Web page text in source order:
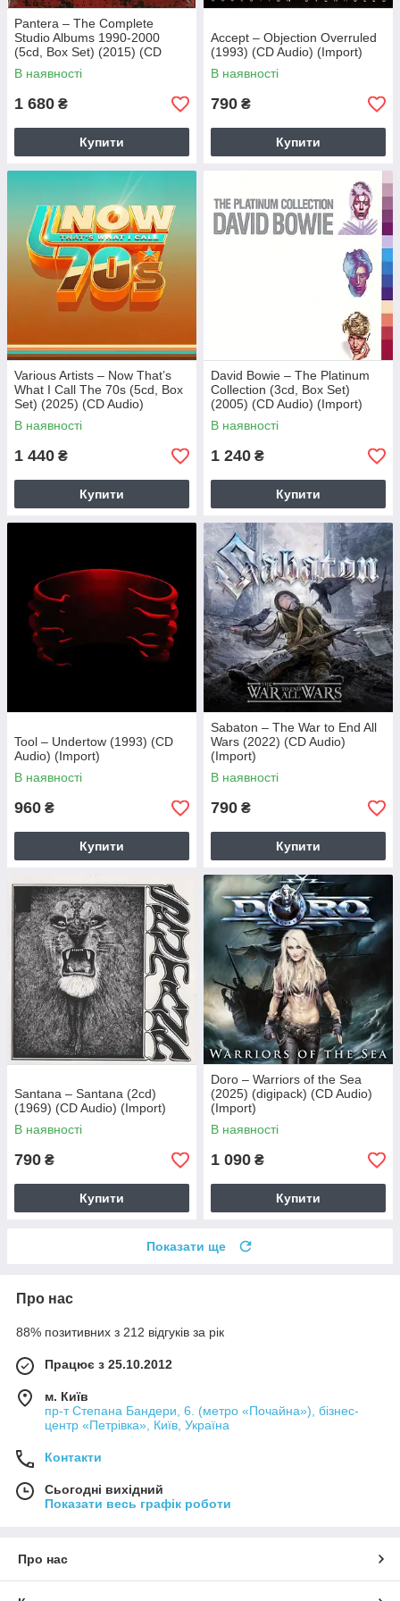
Pantera – The Complete
Studio Albums 1990-2000
(5cd, Box Set) (2015) (CD
Audio) (Import)
В наявності
1 680 ₴
Купити
Accept – Objection Overruled
(1993) (CD Audio) (Import)
В наявності
790 ₴
Купити
Various Artists – Now That’s
What I Call The 70s (5cd, Box
Set) (2025) (CD Audio)
(Import)
В наявності
1 440 ₴
Купити
David Bowie – The Platinum
Collection (3cd, Box Set)
(2005) (CD Audio) (Import)
В наявності
1 240 ₴
Купити
Tool – Undertow (1993) (CD
Audio) (Import)
В наявності
960 ₴
Купити
Sabaton – The War to End All
Wars (2022) (CD Audio)
(Import)
В наявності
790 ₴
Купити
Santana – Santana (2cd)
(1969) (CD Audio) (Import)
В наявності
790 ₴
Купити
Doro – Warriors of the Sea
(2025) (digipack) (CD Audio)
(Import)
В наявності
1 090 ₴
Купити
Показати ще
Про нас
88% позитивних з 212 відгуків за рік
Працює з 25.10.2012
м. Київ
пр-т Степана Бандери, 6. (метро «Почайна»), бізнес-
центр «Петрівка», Київ, Україна
Контакти
Сьогодні вихідний
Показати весь графік роботи
Про нас